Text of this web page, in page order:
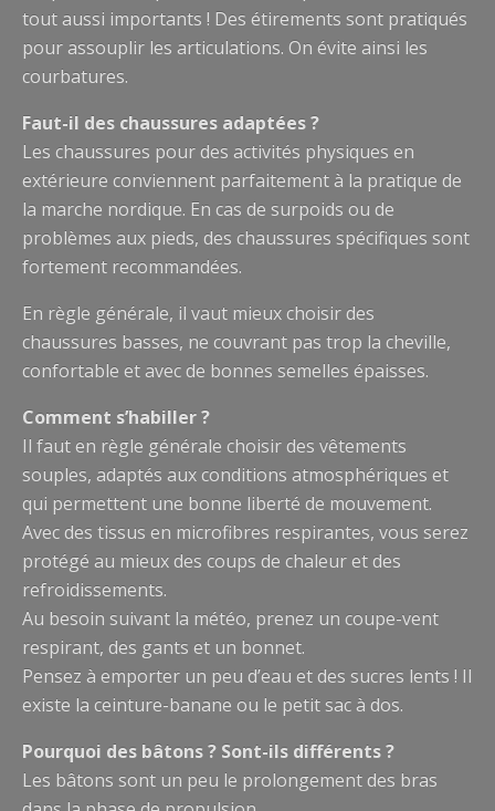
tout aussi importants ! Des étirements sont pratiqués
pour assouplir les articulations. On évite ainsi les
courbatures.
Faut-il des chaussures adaptées ?
Les chaussures pour des activités physiques en
extérieure conviennent parfaitement à la pratique de
la marche nordique. En cas de surpoids ou de
problèmes aux pieds, des chaussures spécifiques sont
fortement recommandées.
En règle générale, il vaut mieux choisir des
chaussures basses, ne couvrant pas trop la cheville,
confortable et avec de bonnes semelles épaisses.
Comment s’habiller ?
Il faut en règle générale choisir des vêtements
souples, adaptés aux conditions atmosphériques et
qui permettent une bonne liberté de mouvement.
Avec des tissus en microfibres respirantes, vous serez
protégé au mieux des coups de chaleur et des
refroidissements.
Au besoin suivant la météo, prenez un coupe-vent
respirant, des gants et un bonnet.
Pensez à emporter un peu d’eau et des sucres lents ! Il
existe la ceinture-banane ou le petit sac à dos.
Pourquoi des bâtons ? Sont-ils différents ?
Les bâtons sont un peu le prolongement des bras